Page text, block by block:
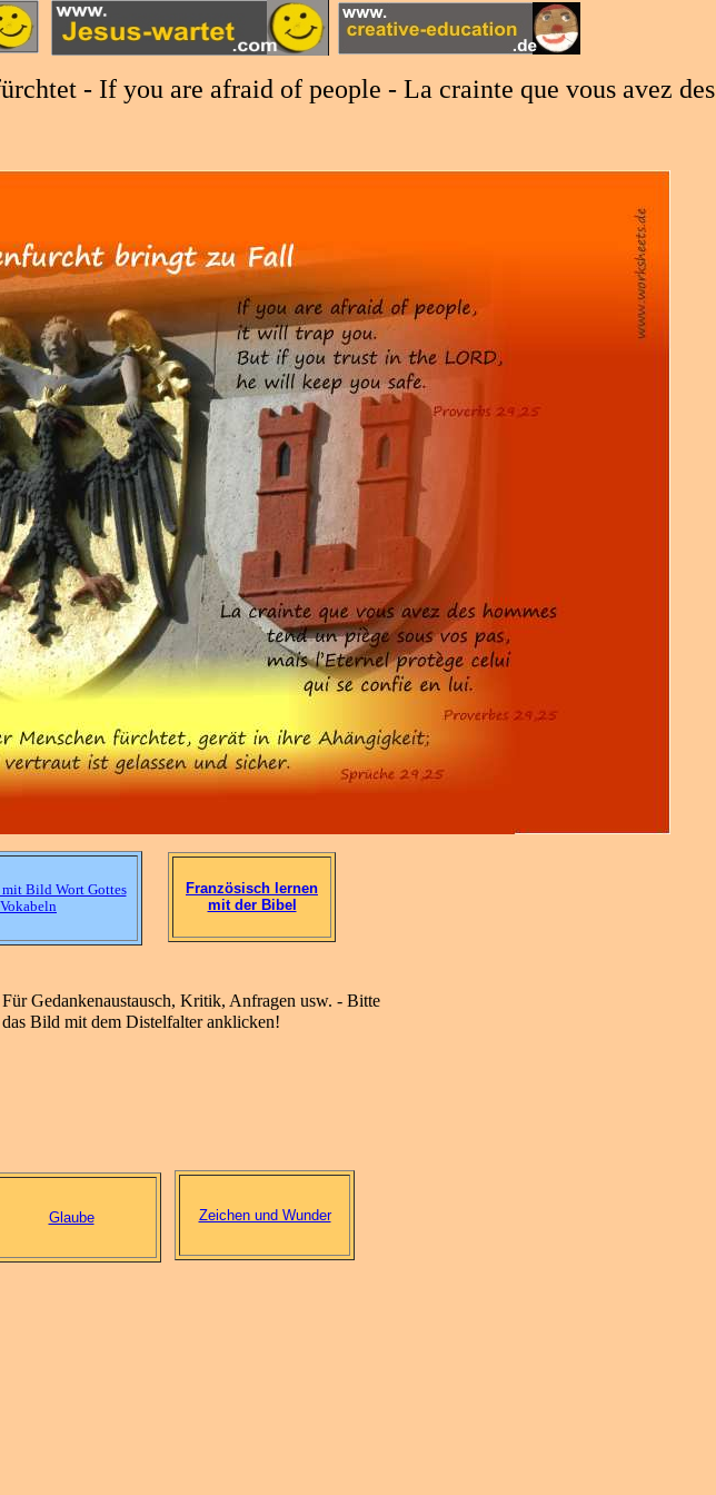
- If you are afraid of people - La crainte que vous avez des
Bild Wort Gottes
Französisch lernen
mit der Bibel
Für Gedankenaustausch, Kritik, Anfragen usw. - Bitte
das Bild mit dem Distelfalter anklicken!
Glaube Zeichen und Wunder